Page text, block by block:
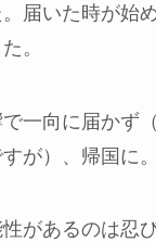
届いた時が始
。
一向に届かず
が）、帰国に。
があるのは忍